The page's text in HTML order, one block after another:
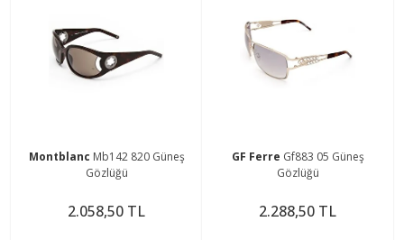
Montblanc Mb142 820 Güneş
Gözlüğü
2.058,50 TL
GF Ferre Gf883 05 Güneş
Gözlüğü
2.288,50 TL